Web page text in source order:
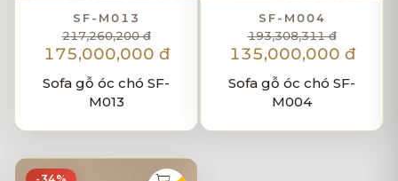
SF-M013
217,260,200 đ
175,000,000 đ
Sofa gỗ óc chó SF-
M013
SF-M004
193,308,311 đ
135,000,000 đ
Sofa gỗ óc chó SF-
M004